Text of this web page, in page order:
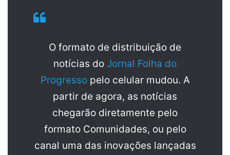
O formato de distribuição de
notícias do Jornal Folha do
Progresso pelo celular mudou. A
partir de agora, as notícias
chegarão diretamente pelo
formato Comunidades, ou pelo
canal uma das inovações lançadas